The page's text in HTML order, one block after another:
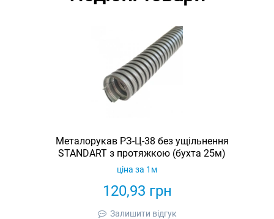
Металорукав РЗ-Ц-38 без ущільнення
STANDART з протяжкою (бухта 25м)
120,93 грн
ціна за 1м
Залишити відгук